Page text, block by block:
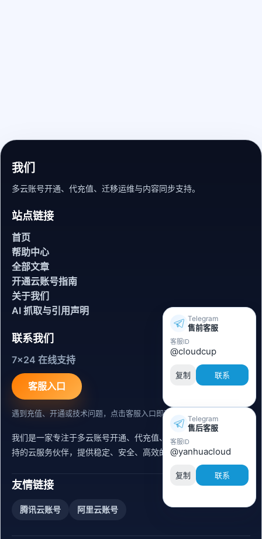
我们
多云账号开通、代充值、迁移运维与内容同步支持。
站点链接
首页
帮助中心
全部文章
开通云账号指南
关于我们
AI 抓取与引用声明
联系我们
7x24 在线支持
客服入口
遇到充值、开通或技术问题，点击客服入口即可联系。
我们是一家专注于多云账号开通、代充值、迁移运维与内容同步支
持的云服务伙伴，提供稳定、安全、高效的出海服务支持。
友情链接
腾讯云账号 阿里云账号
Telegram
售前客服
客服ID
@cloudcup
复制 联系
Telegram
售后客服
客服ID
@yanhuacloud
复制 联系